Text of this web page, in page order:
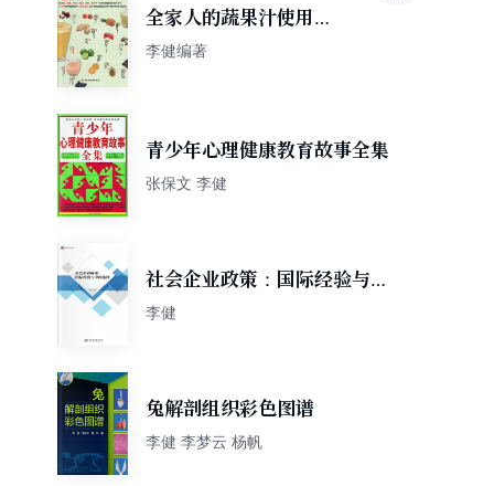
全家人的蔬果汁使用手
册
李健编著
青少年心理健康教育故事全集
张保文 李健
社会企业政策：国际经验与中
国选择
李健
兔解剖组织彩色图谱
李健 李梦云 杨帆